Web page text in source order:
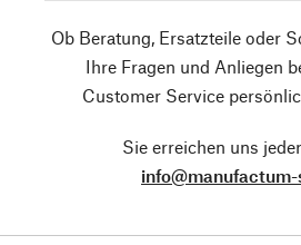
Ob Beratung, Ersatzteile oder
Ihre Fragen und Anliegen
Customer Service
Sie erreichen uns